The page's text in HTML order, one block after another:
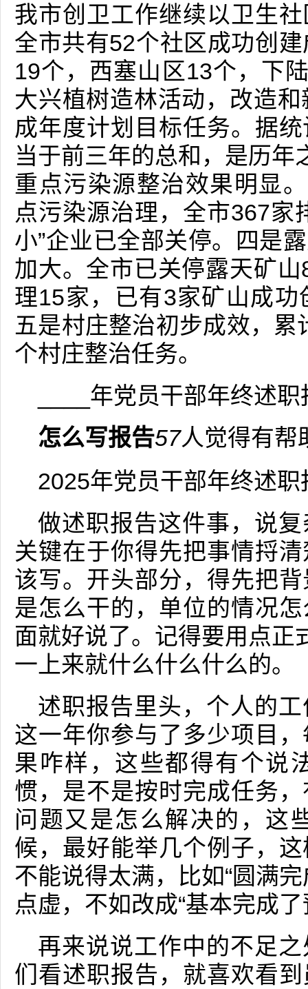
我市创卫工作继续以卫生
全市共有52个社区成功创
19个，西塞山区13个，下
大兴植树造林活动，改造
成年度计划目标任务。据
当于前三年的总和，是历年
重点污染源整治效果明显
点污染源治理，全市367家
小”企业已全部关停。四是
加大。全市已关停露天矿
理15家，已有3家矿山成
五是村庄整治初步成效，
个村庄整治任务。
____年党员干部年终述
怎么写报告57人觉得有帮
2025年党员干部年终述
做述职报告这件事，说
关键在于你得先把事情捋
该写。开头部分，得先把
是怎么干的，单位的情况
面就好说了。记得要用点正
一上来就什么什么什么的。
述职报告里头，个人的
这一年你参与了多少项目
果咋样，这些都得有个说
惯，是不是按时完成任务
问题又是怎么解决的，这
候，最好能举几个例子，
不能说得太满，比如“圆满
点虚，不如改成“基本完成
再来说说工作中的不足
们看述职报告，就喜欢看